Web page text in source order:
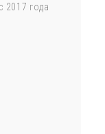
2017 года